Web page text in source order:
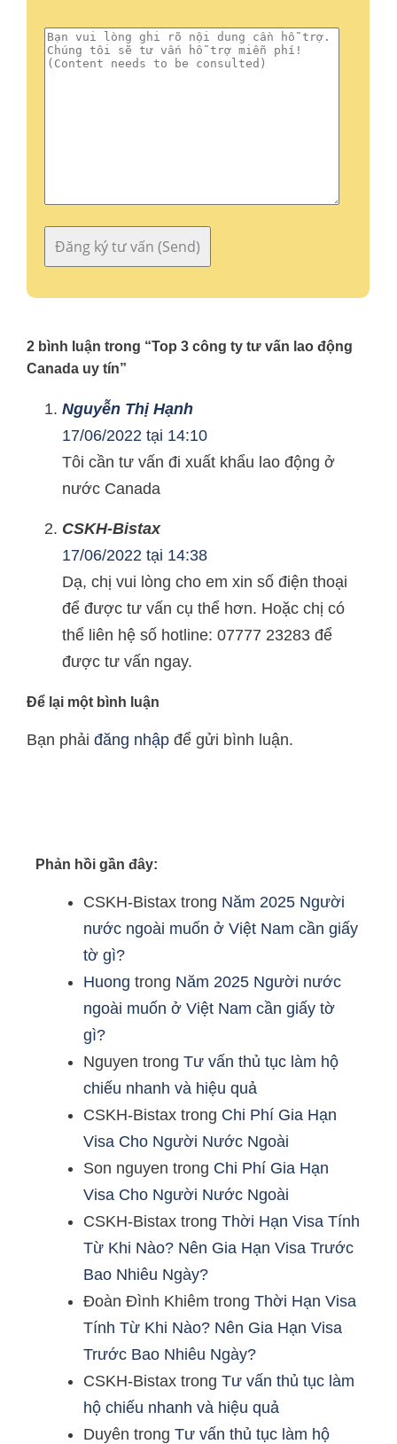
2 bình luận trong “Top 3 công ty tư vấn lao động
Canada uy tín”
Nguyễn Thị Hạnh
17/06/2022 tại 14:10
Tôi cần tư vấn đi xuất khẩu lao động ở
nước Canada
CSKH-Bistax
17/06/2022 tại 14:38
Dạ, chị vui lòng cho em xin số điện thoại
để được tư vấn cụ thể hơn. Hoặc chị có
thể liên hệ số hotline: 07777 23283 để
được tư vấn ngay.
Để lại một bình luận
Bạn phải đăng nhập để gửi bình luận.
Phản hồi gần đây:
CSKH-Bistax trong Năm 2025 Người
nước ngoài muốn ở Việt Nam cần giấy
tờ gì?
Huong trong Năm 2025 Người nước
ngoài muốn ở Việt Nam cần giấy tờ
gì?
Nguyen trong Tư vấn thủ tục làm hộ
chiếu nhanh và hiệu quả
CSKH-Bistax trong Chi Phí Gia Hạn
Visa Cho Người Nước Ngoài
Son nguyen trong Chi Phí Gia Hạn
Visa Cho Người Nước Ngoài
CSKH-Bistax trong Thời Hạn Visa Tính
Từ Khi Nào? Nên Gia Hạn Visa Trước
Bao Nhiêu Ngày?
Đoàn Đình Khiêm trong Thời Hạn Visa
Tính Từ Khi Nào? Nên Gia Hạn Visa
Trước Bao Nhiêu Ngày?
CSKH-Bistax trong Tư vấn thủ tục làm
hộ chiếu nhanh và hiệu quả
Duyên trong Tư vấn thủ tục làm hộ